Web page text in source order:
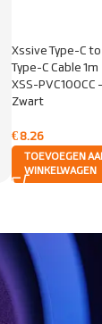
Xssive Type-C to
Type-C Cable 1m
XSS-PVC100CC -
Zwart
€8.26
TOEVOEGEN
WINKELWAGEN